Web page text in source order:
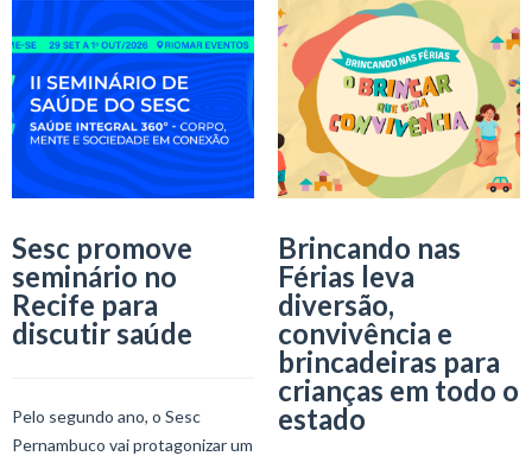
Sesc promove
seminário no
Recife para
discutir saúde
Pelo segundo ano, o Sesc
Pernambuco vai protagonizar um
Brincando nas
Férias leva
diversão,
convivência e
brincadeiras para
crianças em todo o
estado